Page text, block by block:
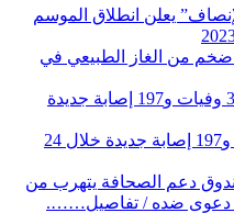
يعلن انطلاق الموسم
من الغاز الطبيعي في
تسجيل 3 وفيات و197 إصابة جديدة
تسجيل 3 وفيات و197 إصابة جديدة خلال 24
دعم الصحافة يتهرب من
دعوى ضده / تفاصيل…….